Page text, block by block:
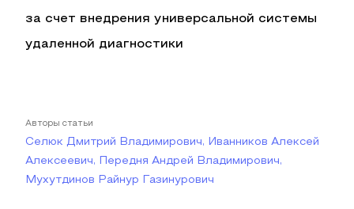
за счет внедрения универсальной системы
удаленной диагностики
Авторы статьи
Селюк Дмитрий Владимирович, Иванников Алексей
Алексеевич, Передня Андрей Владимирович,
Мухутдинов Райнур Газинурович